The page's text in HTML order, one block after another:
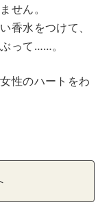
せん。
香水をつけて、
って……。
性のハートをわ